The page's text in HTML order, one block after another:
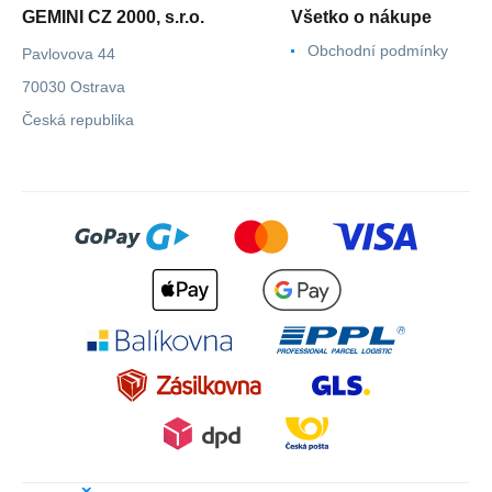
GEMINI CZ 2000, s.r.o.
Pavlovova 44
70030 Ostrava
Česká republika
Všetko o nákupe
Obchodní podmínky